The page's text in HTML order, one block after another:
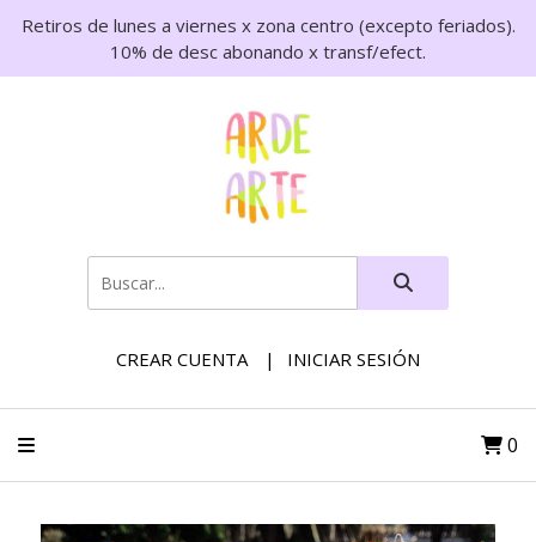
Retiros de lunes a viernes x zona centro (excepto feriados).
10% de desc abonando x transf/efect.
CREAR CUENTA INICIAR SESIÓN
0